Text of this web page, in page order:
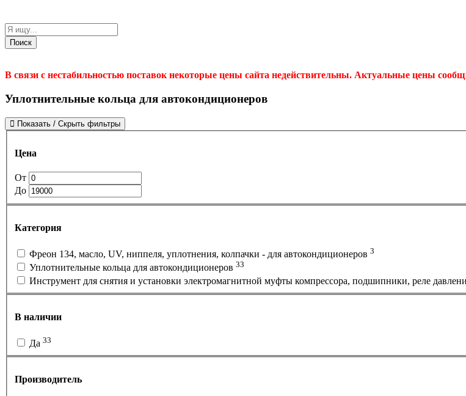
Поиск
В связи с нестабильностью поставок некоторые цены сайта недействительны. Актуальные цены
Уплотнительные кольца для автокондиционеров
Показать / Скрыть фильтры
Цена
От
До
Категория
Фреон 134, масло, UV, ниппеля, уплотнения, колпачки - для автокондиционеров 3
Уплотнительные кольца для автокондиционеров 33
Инструмент для снятия и установки электромагнитной муфты компрессора, подшипники, реле
В наличии
Да 33
Производитель